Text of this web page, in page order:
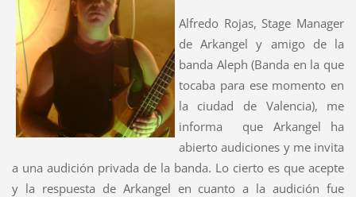
Alfredo Rojas, Stage Manager
de Arkangel y amigo de la
banda Aleph (Banda en la que
tocaba para ese momento en
la ciudad de Valencia), me
informa que Arkangel ha
abierto audiciones y me invita
a una audición privada de la banda. Lo cierto es que acepte
y la respuesta de Arkangel en cuanto a la audición fue